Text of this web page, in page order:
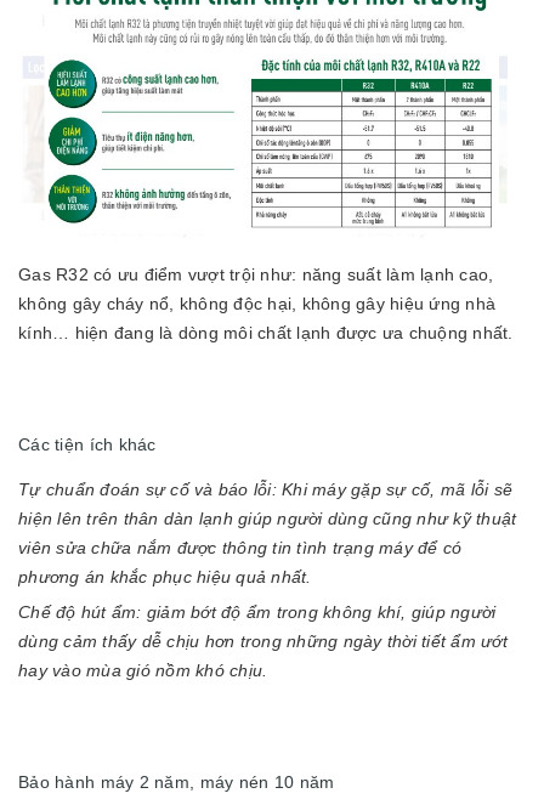
Gas R32 có ưu điểm vượt trội như: năng suất làm lạnh cao,
không gây cháy nổ, không độc hại, không gây hiệu ứng nhà
kính… hiện đang là dòng môi chất lạnh được ưa chuộng nhất.
Các tiện ích khác
Tự chuẩn đoán sự cố và báo lỗi: Khi máy gặp sự cố, mã lỗi sẽ
hiện lên trên thân dàn lạnh giúp người dùng cũng như kỹ thuật
viên sửa chữa nắm được thông tin tình trạng máy để có
phương án khắc phục hiệu quả nhất.
Chế độ hút ẩm: giảm bớt độ ẩm trong không khí, giúp người
dùng cảm thấy dễ chịu hơn trong những ngày thời tiết ẩm ướt
hay vào mùa gió nồm khó chịu.
Bảo hành máy 2 năm, máy nén 10 năm